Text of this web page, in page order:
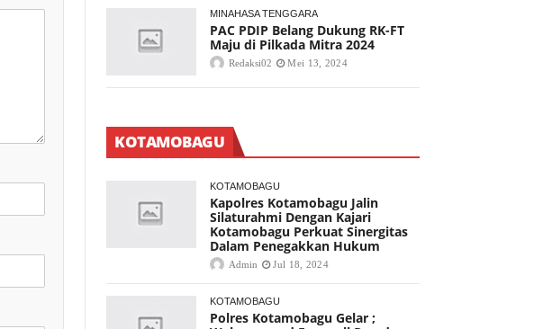
MINAHASA TENGGARA
PAC PDIP Belang Dukung RK-FT
Maju di Pilkada Mitra 2024
Redaksi02 Mei 13, 2024
KOTAMOBAGU
KOTAMOBAGU
Kapolres Kotamobagu Jalin
Silaturahmi Dengan Kajari
Kotamobagu Perkuat Sinergitas
Dalam Penegakkan Hukum
Admin Jul 18, 2024
KOTAMOBAGU
Polres Kotamobagu Gelar ;